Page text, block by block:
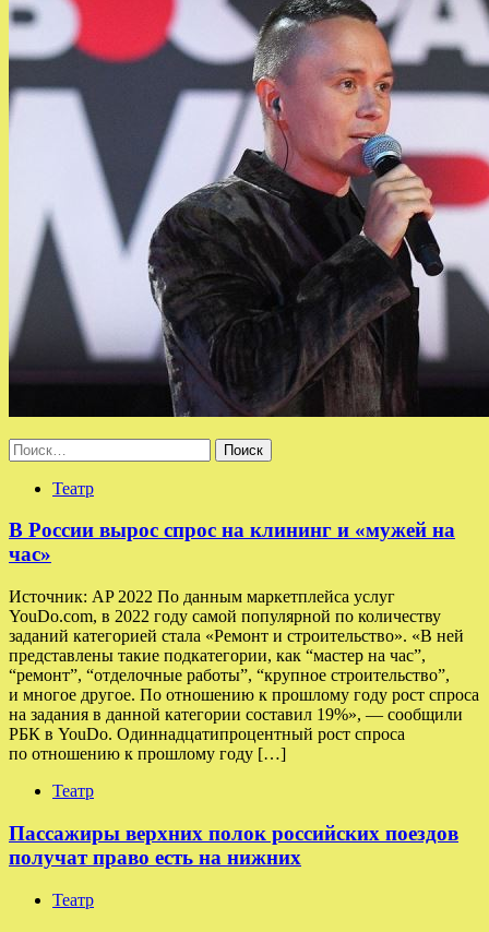
Найти:
Театр
В России вырос спрос на клининг и «мужей на
час»
Источник: AP 2022 По данным маркетплейса услуг
YouDo.com, в 2022 году самой популярной по количеству
заданий категорией стала «Ремонт и строительство». «В ней
представлены такие подкатегории, как “мастер на час”,
“ремонт”, “отделочные работы”, “крупное строительство”,
и многое другое. По отношению к прошлому году рост спроса
на задания в данной категории составил 19%», — сообщили
РБК в YouDo. Одиннадцатипроцентный рост спроса
по отношению к прошлому году […]
Театр
Пассажиры верхних полок российских поездов
получат право есть на нижних
Театр